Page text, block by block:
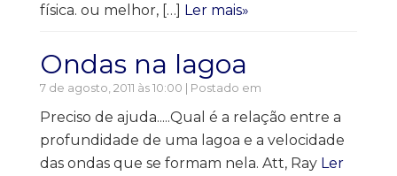
física. ou melhor, […] Ler mais»
Ondas na lagoa
7 de agosto, 2011 às 10:00 | Postado em
Preciso de ajuda.....Qual é a relação entre a
profundidade de uma lagoa e a velocidade
das ondas que se formam nela. Att, Ray Ler